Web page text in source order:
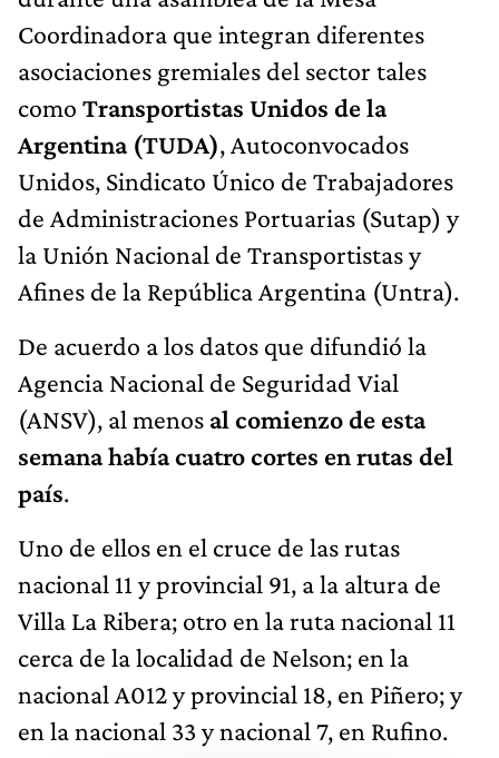
Coordinadora que integran diferentes
asociaciones gremiales del sector tales
como Transportistas Unidos de la
Argentina (TUDA), Autoconvocados
Unidos, Sindicato Único de Trabajadores
de Administraciones Portuarias (Sutap) y
la Unión Nacional de Transportistas y
Afines de la República Argentina (Untra).
De acuerdo a los datos que difundió la
Agencia Nacional de Seguridad Vial
(ANSV), al menos al comienzo de esta
semana había cuatro cortes en rutas del
país.
Uno de ellos en el cruce de las rutas
nacional 11 y provincial 91, a la altura de
Villa La Ribera; otro en la ruta nacional 11
cerca de la localidad de Nelson; en la
nacional A012 y provincial 18, en Piñero; y
en la nacional 33 y nacional 7, en Rufino.